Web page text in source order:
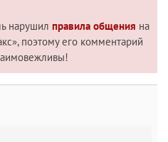
нарушил правила общения на
поэтому его комментарий